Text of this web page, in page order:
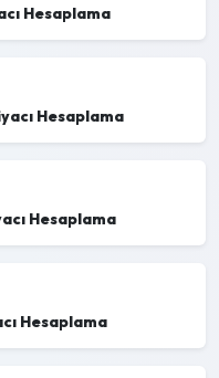
Hesaplama
Hesaplama
Hesaplama
Hesaplama